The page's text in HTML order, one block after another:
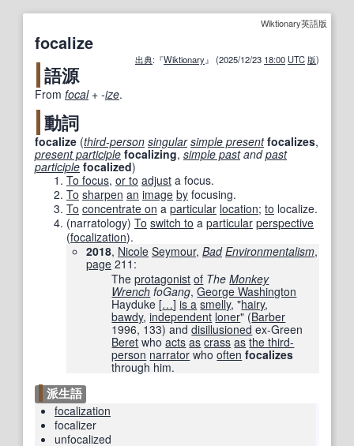
Wiktionary英語版
focalize
出典:『Wiktionary』 (2025/12/23 18:00 UTC版)
語源
From focal+‎ -ize.
動詞
focalize (third-person singular simple present focalizes,
present participle focalizing, simple pastandpast
participle focalized)
To focus, or to adjust a focus.
To sharpen an image by focusing.
To concentrate on a particular location; to localize.
(narratology) To switch to a particular perspective
(focalization).
2018, Nicole Seymour, Bad Environmentalism,
page 211 :
Theprotagonist of TheMonkey
Wrench foGang,George Washington
Hayduke […] is a smelly, "hairy,
bawdy,independent loner" (Barber
1996, 133) anddisillusioned ex-Green
Beret whoacts as crass as the third-
person narrator whooften focalizes
through him.
派生語
focalization
focalizer
unfocalized